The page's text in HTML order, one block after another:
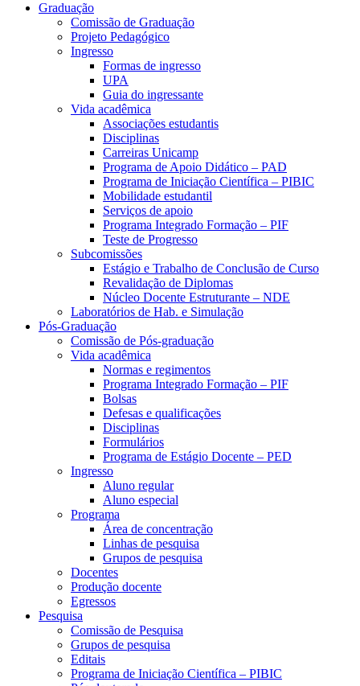
Graduação
Comissão de Graduação
Projeto Pedagógico
Ingresso
Formas de ingresso
UPA
Guia do ingressante
Vida acadêmica
Associações estudantis
Disciplinas
Carreiras Unicamp
Programa de Apoio Didático – PAD
Programa de Iniciação Científica – PIBIC
Mobilidade estudantil
Serviços de apoio
Programa Integrado Formação – PIF
Teste de Progresso
Subcomissões
Estágio e Trabalho de Conclusão de Curso
Revalidação de Diplomas
Núcleo Docente Estruturante – NDE
Laboratórios de Hab. e Simulação
Pós-Graduação
Comissão de Pós-graduação
Vida acadêmica
Normas e regimentos
Programa Integrado Formação – PIF
Bolsas
Defesas e qualificações
Disciplinas
Formulários
Programa de Estágio Docente – PED
Ingresso
Aluno regular
Aluno especial
Programa
Área de concentração
Linhas de pesquisa
Grupos de pesquisa
Docentes
Produção docente
Egressos
Pesquisa
Comissão de Pesquisa
Grupos de pesquisa
Editais
Programa de Iniciação Científica – PIBIC